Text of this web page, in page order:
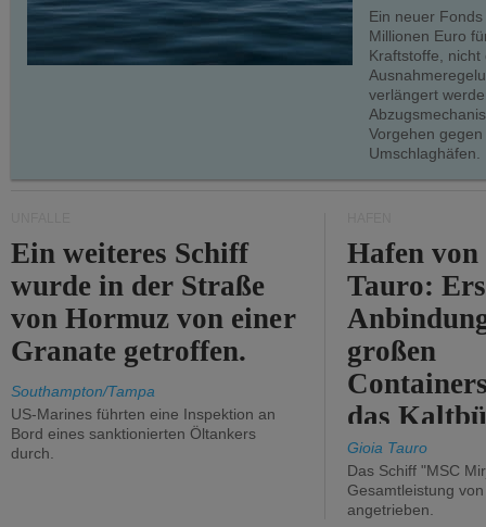
Ein neuer
Millionen Euro
Kraftstoffe, nicht
verlängert
Vorgehen
Umschlaghäfen.
Ein weiteres Schiff
wurde in der Straße
von Hormuz von einer
Granate getroffen.
Southampton/Tampa
US-Marines führten eine Inspektion an
Bord eines sanktionierten Öltankers
durch.
Hafen
Tauro:
großen
das
Gioia Tauro
Das Schiff "MSC
Gesamtleistung
angetrieben.